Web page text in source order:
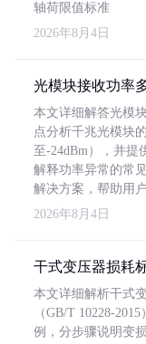
轴荷限值标准
2026年8月4日
光模块接收功率
本文详细解答光模
点分析千兆光模块
至-24dBm），并提
解释功率异常的常
解决方案，帮助用
2026年8月4日
干式变压器损耗
本文详细解析干式
（GB/T 10228-
例，分步骤说明变